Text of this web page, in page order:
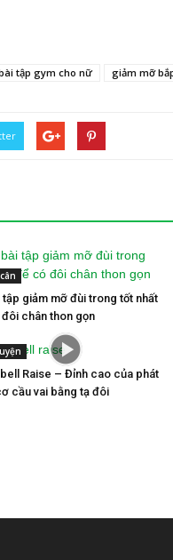
tập gym cho nữ giảm mỡ
tập giảm mỡ đùi trong tốt nhất
chân thon gọn
Raise – Đỉnh cao của phát
cầu vai bằng tạ đôi